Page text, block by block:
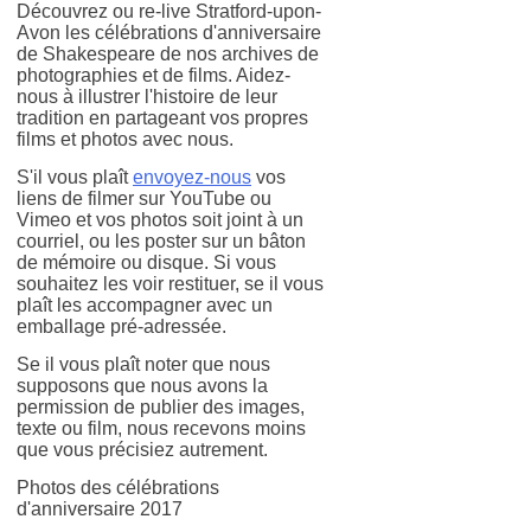
Découvrez ou re-live Stratford-upon-
Avon les célébrations d'anniversaire
de Shakespeare de nos archives de
photographies et de films. Aidez-
nous à illustrer l'histoire de leur
tradition en partageant vos propres
films et photos avec nous.
S'il vous plaîtenvoyez-nous vos
liens de filmer sur YouTube ou
Vimeo et vos photos soit joint à un
courriel, ou les poster sur un bâton
de mémoire ou disque. Si vous
souhaitez les voir restituer, se il vous
plaît les accompagner avec un
emballage pré-adressée.
Se il vous plaît noter que nous
supposons que nous avons la
permission de publier des images,
texte ou film, nous recevons moins
que vous précisiez autrement.
Photos des célébrations
d'anniversaire 2017